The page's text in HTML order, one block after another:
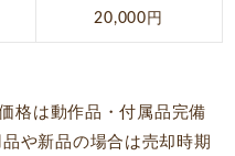
20,000円
格は動作品・付属品完備
や新品の場合は売却時期